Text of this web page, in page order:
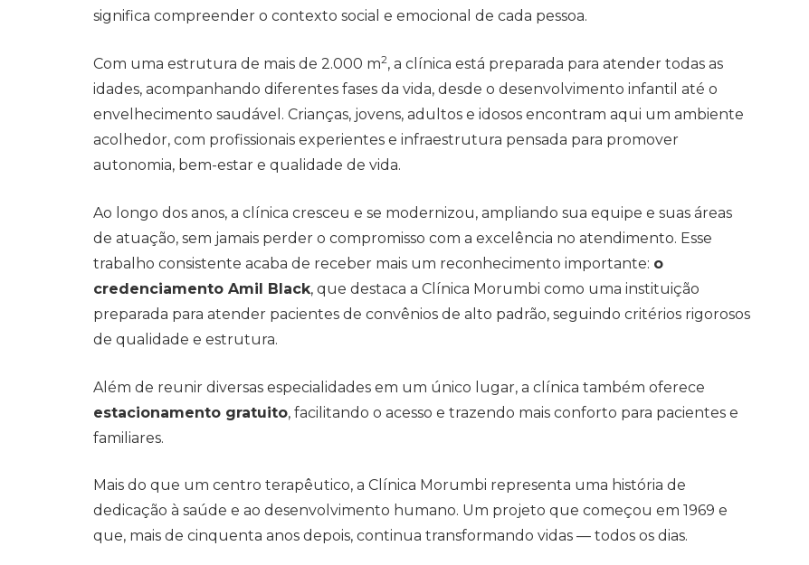
significa compreender o contexto social e emocional de cada pessoa.
Com uma estrutura de mais de 2.000 m2, a clínica está preparada para atender todas as
idades, acompanhando diferentes fases da vida, desde o desenvolvimento infantil até o
envelhecimento saudável. Crianças, jovens, adultos e idosos encontram aqui um ambiente
acolhedor, com profissionais experientes e infraestrutura pensada para promover
autonomia, bem-estar e qualidade de vida.
Ao longo dos anos, a clínica cresceu e se modernizou, ampliando sua equipe e suas áreas
de atuação, sem jamais perder o compromisso com a excelência no atendimento. Esse
trabalho consistente acaba de receber mais um reconhecimento importante: o
credenciamento Amil Black, que destaca a Clínica Morumbi como uma instituição
preparada para atender pacientes de convênios de alto padrão, seguindo critérios rigorosos
de qualidade e estrutura.
Além de reunir diversas especialidades em um único lugar, a clínica também oferece
estacionamento gratuito, facilitando o acesso e trazendo mais conforto para pacientes e
familiares.
Mais do que um centro terapêutico, a Clínica Morumbi representa uma história de
dedicação à saúde e ao desenvolvimento humano. Um projeto que começou em 1969 e
que, mais de cinquenta anos depois, continua transformando vidas — todos os dias.